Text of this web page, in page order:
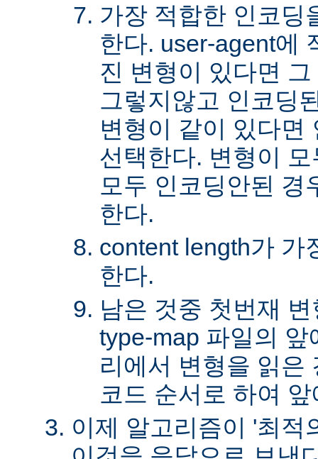
가장 적합한 인코딩
한다. user-agent에
진 변형이 있다면
그렇지않고 인코딩
변형이 같이 있다면
선택한다. 변형이
모두 인코딩안된 경
한다.
content length가 가
한다.
남은 것중 첫번재
type-map 파일의
리에서 변형을 읽은
코드 순서로 하여
이제 알고리즘이 '최적